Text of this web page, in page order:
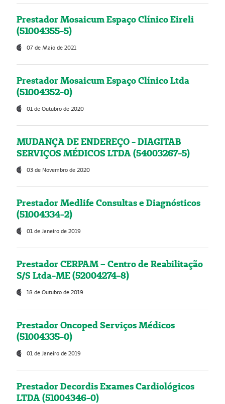
Prestador Mosaicum Espaço Clínico Eireli
(51004355-5)
07 de Maio de 2021
Prestador Mosaicum Espaço Clínico Ltda
(51004352-0)
01 de Outubro de 2020
MUDANÇA DE ENDEREÇO - DIAGITAB
SERVIÇOS MÉDICOS LTDA (54003267-5)
03 de Novembro de 2020
Prestador Medlife Consultas e Diagnósticos
(51004334-2)
01 de Janeiro de 2019
Prestador CERPAM – Centro de Reabilitação
S/S Ltda-ME (52004274-8)
18 de Outubro de 2019
Prestador Oncoped Serviços Médicos
(51004335-0)
01 de Janeiro de 2019
Prestador Decordis Exames Cardiológicos
LTDA (51004346-0)